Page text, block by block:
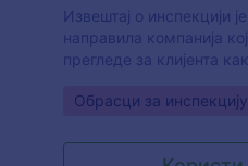
Извештај о инспекцији
направила компанија
прегледе за клијента
најважнијим алатима
Када се правилно
Go to Category:
Обрасци за инспекцију